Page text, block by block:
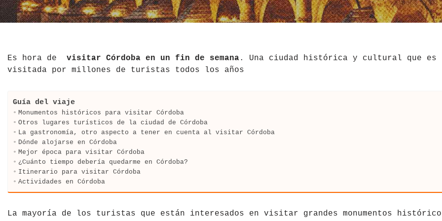
El Salvador
Hawái
Nicaragua
Paraguay
Perú
República Dominicana
Venezuela
Jordania
La India
Malasia
Maldivas
Mongolia
Nepal
Qatar
Tailandia
Croacia
Escocia
España
Finlandia
Francia
Grecia
Hungría
Inglaterra
Es hora de visitar Córdoba en un fin de semana. Una ciudad histórica y cultural que es
visitada por millones de turistas todos los años
Guía del viaje
Monumentos históricos para visitar Córdoba
Otros lugares turísticos de la ciudad de Córdoba
La gastronomía, otro aspecto a tener en cuenta al visitar Córdoba
Dónde alojarse en Córdoba
Mejor época para visitar Córdoba
¿Cuánto tiempo debería quedarme en Córdoba?
Itinerario para visitar Córdoba
Actividades en Córdoba
La mayoría de los turistas que están interesados en visitar grandes monumentos